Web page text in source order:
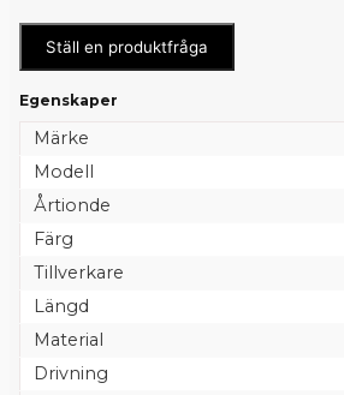
Ställ en produktfråga
Egenskaper
Märke
Modell
Årtionde
Färg
Tillverkare
Längd
Material
Drivning